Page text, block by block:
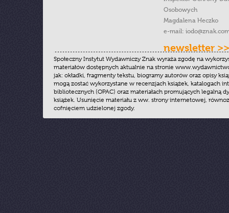
Osobowych
Magdalena Heczko
e-mail:
newsletter >>
Społeczny Instytut Wydawniczy Znak wyraża zgodę na
materiałów dostępnych aktualnie na stronie
jak: okładki, fragmenty tekstu, biogramy autorów oraz opisy
mogą zostać wykorzystane w recenzjach książek, katalogach
bibliotecznych (OPAC) oraz materiałach promujących legalną
książek. Usunięcie materiału z ww. strony internetowej,
cofnięciem udzielonej zgody.